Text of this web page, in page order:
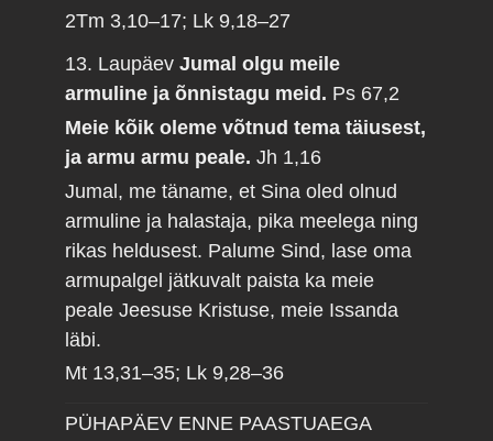
2Tm 3,10–17; Lk 9,18–27
13. LaupäevJumal olgu meile
armuline ja õnnistagu meid. Ps 67,2
Meie kõik oleme võtnud tema täiusest,
ja armu armu peale.Jh 1,16
Jumal, me täname, et Sina oled olnud
armuline ja halastaja, pika meelega ning
rikas heldusest. Palume Sind, lase oma
armupalgel jätkuvalt paista ka meie
peale Jeesuse Kristuse, meie Issanda
läbi.
Mt 13,31–35; Lk 9,28–36
PÜHAPÄEV ENNE PAASTUAEGA